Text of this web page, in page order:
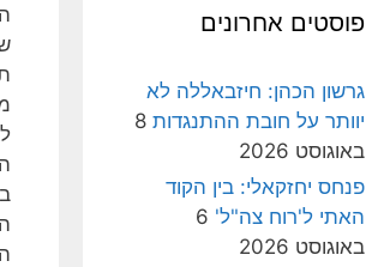
פוסטים אחרונים
גרשון הכהן: חיזבאללה לא
יוותר על חובת ההתנגדות 8
באוגוסט 2026
פנחס יחזקאלי: בין הקוד
האתי ל'רוח צה"ל' 6
באוגוסט 2026